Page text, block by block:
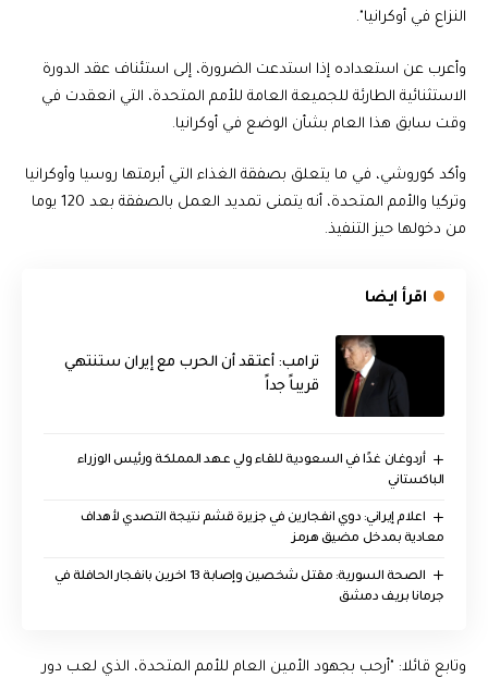
النزاع في أوكرانيا".
وأعرب عن استعداده إذا استدعت الضرورة، إلى استئناف عقد الدورة
الاستثنائية الطارئة للجميعة العامة للأمم المتحدة، التي انعقدت في
وقت سابق هذا العام بشأن الوضع في أوكرانيا.
وأكد كوروشي، في ما يتعلق بصفقة الغذاء التي أبرمتها روسيا وأوكرانيا
وتركيا والأمم المتحدة، أنه يتمنى تمديد العمل بالصفقة بعد 120 يوما
من دخولها حيز التنفيذ.
اقرأ ايضا
‏ترامب: أعتقد أن الحرب مع إيران ستنتهي
قريباً جداً
أردوغان غدًا في السعودية للقاء ولي عهد المملكة ورئيس الوزراء
الباكستاني
اعلام إيراني: دوي انفجارين في جزيرة قشم نتيجة التصدي لأهداف
معادية بمدخل مضيق هرمز
الصحة السورية: مقتل شخصين وإصابة 13 اخرين بانفجار الحافلة في
جرمانا بريف دمشق
وتابع قائلا: "أرحب بجهود الأمين العام للأمم المتحدة، الذي لعب دور